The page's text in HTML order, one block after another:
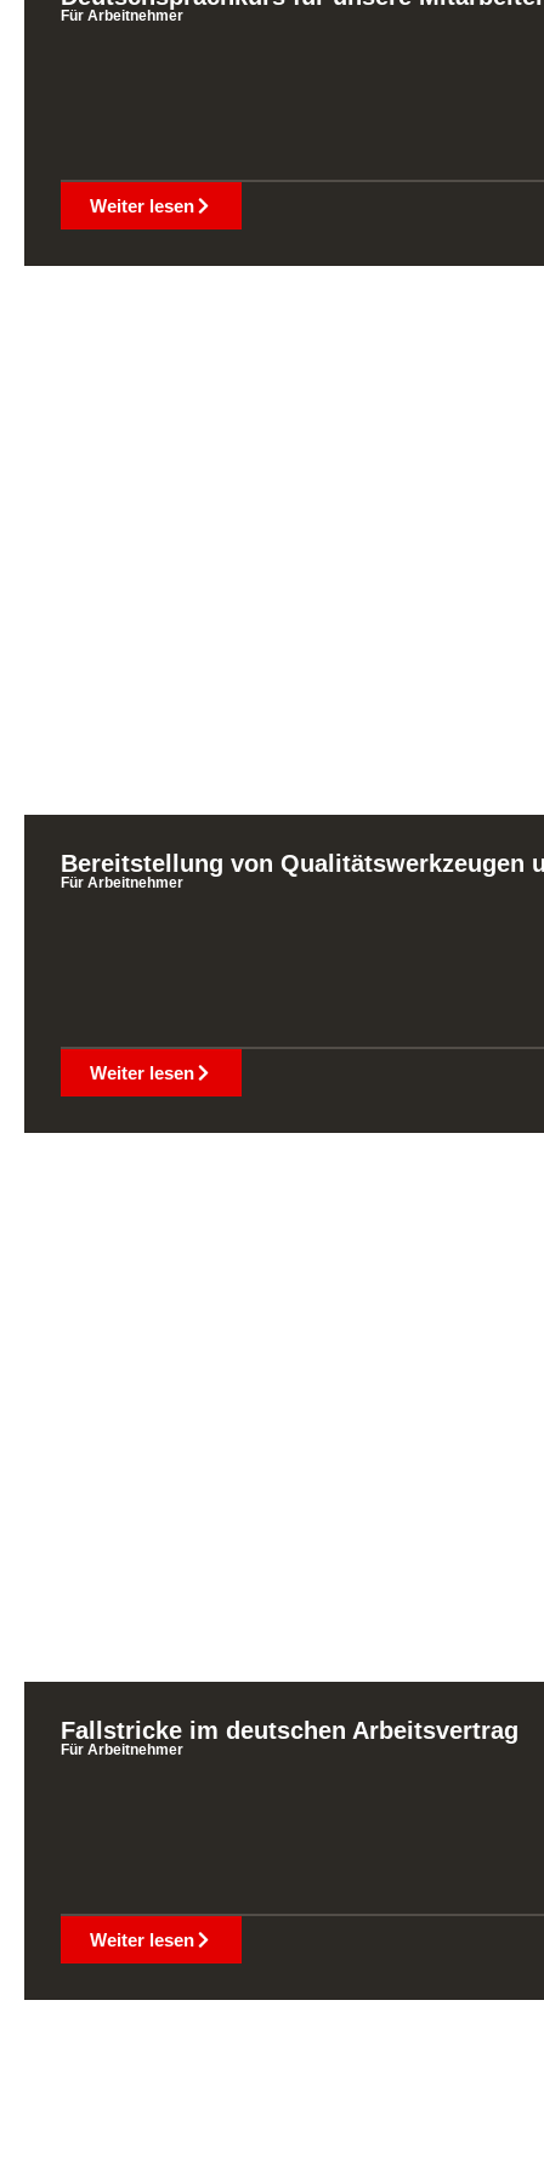
Für Arbeitnehmer
Weiter lesen
Bereitstellung von Qualitätswerkzeugen
Für Arbeitnehmer
Weiter lesen
Fallstricke im deutschen Arbeitsvertrag
Für Arbeitnehmer
Weiter lesen